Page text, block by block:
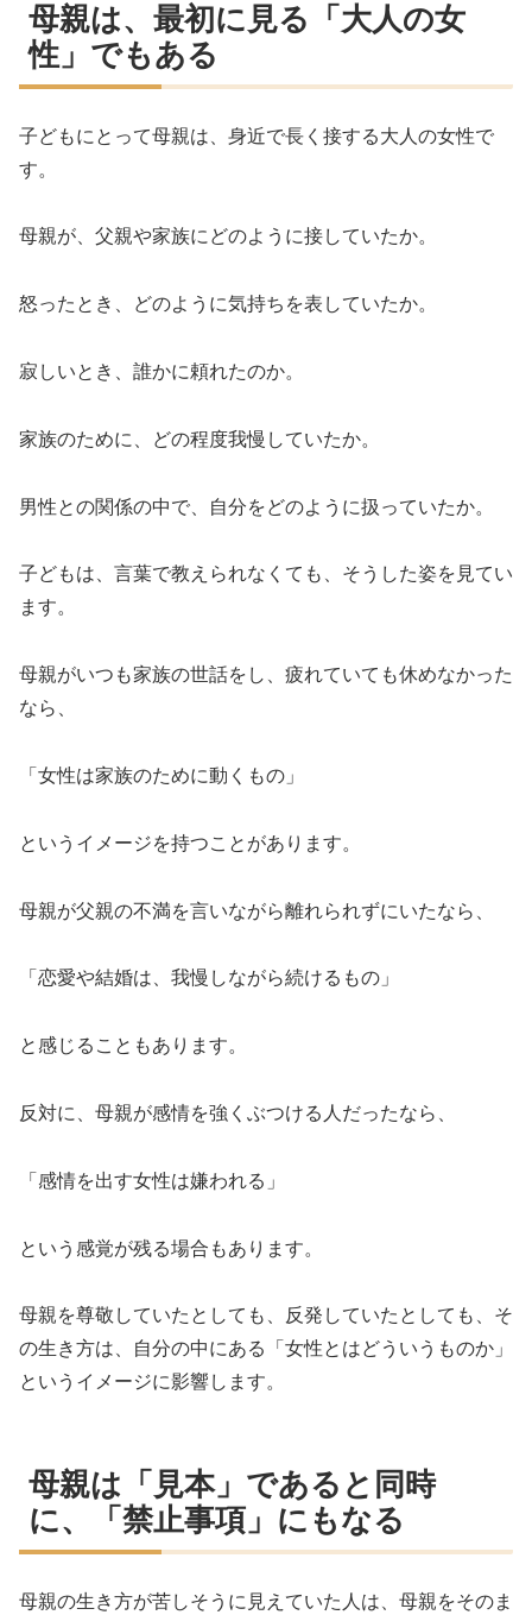
母親は、最初に見る「大人の女
性」でもある
子どもにとって母親は、身近で長く接する大人の女性で
す。
母親が、父親や家族にどのように接していたか。
怒ったとき、どのように気持ちを表していたか。
寂しいとき、誰かに頼れたのか。
家族のために、どの程度我慢していたか。
男性との関係の中で、自分をどのように扱っていたか。
子どもは、言葉で教えられなくても、そうした姿を見てい
ます。
母親がいつも家族の世話をし、疲れていても休めなかった
なら、
「女性は家族のために動くもの」
というイメージを持つことがあります。
母親が父親の不満を言いながら離れられずにいたなら、
「恋愛や結婚は、我慢しながら続けるもの」
と感じることもあります。
反対に、母親が感情を強くぶつける人だったなら、
「感情を出す女性は嫌われる」
という感覚が残る場合もあります。
母親を尊敬していたとしても、反発していたとしても、そ
の生き方は、自分の中にある「女性とはどういうものか」
というイメージに影響します。
母親は「見本」であると同時
に、「禁止事項」にもなる
母親の生き方が苦しそうに見えていた人は、母親をそのま